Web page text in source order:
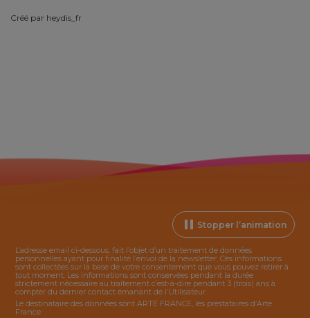
Créé par heydis_fr
Stopper l’animation
L’adresse email ci-dessous, fait l’objet d’un traitement de données
personnelles ayant pour finalité l’envoi de la newsletter. Ces informations
sont collectées sur la base de votre consentement que vous pouvez retirer à
tout moment. Les informations sont conservées pendant la durée
strictement nécessaire au traitement c’est-à-dire pendant 3 (trois) ans à
compter du dernier contact émanant de l’Utilisateur.
Le destinataire des données sont ARTE FRANCE, les prestataires d’Arte
France.